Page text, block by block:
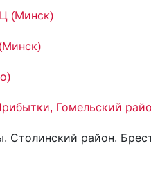
(Минск)
Гомельский
район,